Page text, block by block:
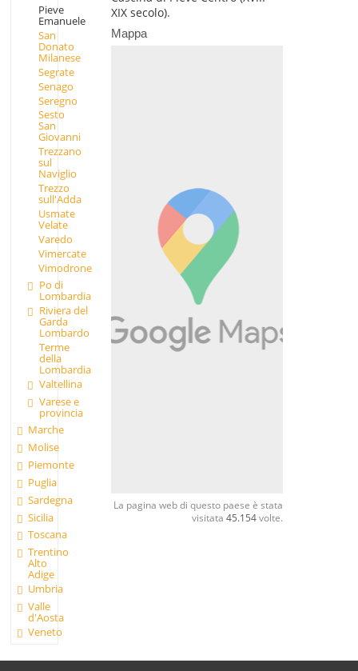
Pieve
Emanuele
San
Donato
Milanese
Segrate
Senago
Seregno
Sesto
San
Giovanni
Trezzano
sul
Naviglio
Trezzo
sull'Adda
Usmate
Velate
Varedo
Vimercate
Vimodrone
Po di
Lombardia
Riviera del
Garda
Lombardo
Terme
della
Lombardia
Valtellina
Varese e
provincia
Marche
Molise
Piemonte
Puglia
Sardegna
Sicilia
Toscana
Trentino
Alto
Adige
Umbria
Valle
d'Aosta
Veneto
XIX secolo).
Mappa
La pagina web di questo paese è stata
visitata 45.154volte.